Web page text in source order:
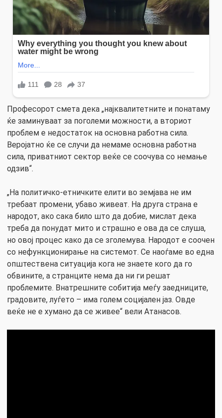
Професорот смета дека „најквалитетните и понатаму
ќе заминуваат за поголеми можности, а вториот
проблем е недостаток на основна работна сила.
Веројатно ќе се случи да немаме основна работна
сила, приватниот сектор веќе се соочува со немање
одзив“.
„На политичко-етничките елити во земјава не им
требаат промени, убаво живеат. На друга страна е
народот, ако сака било што да добие, мислат дека
треба да понудат мито и страшно е ова да се слуша,
но овој процес како да се зголемува. Народот е соочен
со нефункционирање на системот. Се наоѓаме во една
општествена ситуација кога не знаете кого да го
обвините, а странците нема да ни ги решат
проблемите. Внатрешните собитија меѓу заедниците,
градовите, луѓето – има голем социјален јаз. Овде
веќе не е хумано да се живее“ вели Атанасов.